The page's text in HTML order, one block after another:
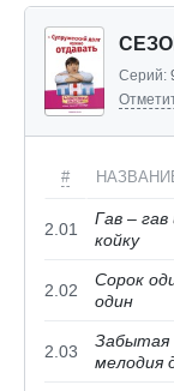
Серий:
#
2.01
Гав – гав
койку
2.02
Сорок
один
2.03
Забытая
мелодия